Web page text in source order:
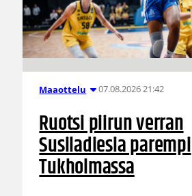
Maaottelu 07.08.2026 21:42
Ruotsi piirun verran
Susiladiesia parempi
Tukholmassa